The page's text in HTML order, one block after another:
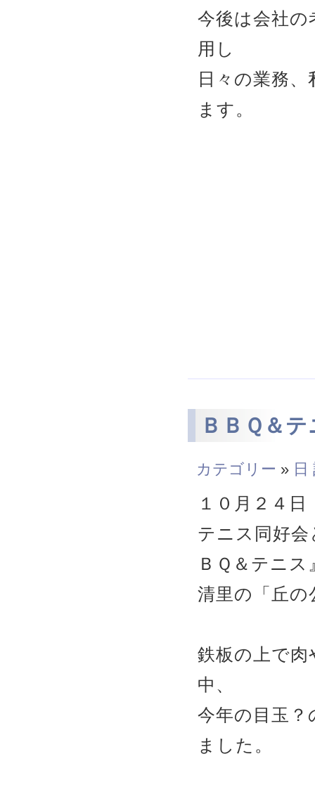
今後は会社の
用し
日々の業務
ます。
ＢＢＱ＆
カテゴリー » 日
１０月２４
テニス同好
ＢＱ＆テニス
清里の「丘
鉄板の上で
中、
今年の目玉
ました。